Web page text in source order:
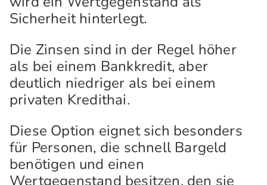
Sicherheit hinterlegt.
Die Zinsen sind in der Regel höher
als bei einem Bankkredit, aber
deutlich niedriger als bei einem
privaten Kredithai.
Diese Option eignet sich besonders
für Personen, die schnell Bargeld
benötigen und einen
Wertgegenstand besitzen, den sie